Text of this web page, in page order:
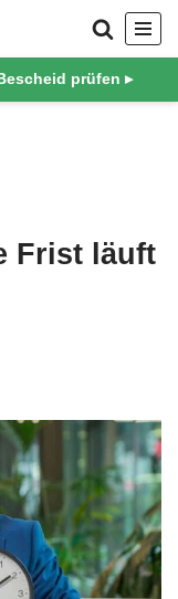
prüfen ▸
Frist läuft